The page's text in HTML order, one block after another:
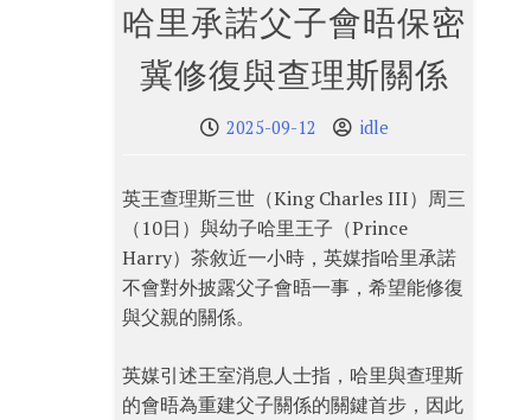
哈里承諾父子會晤保密
冀修復與查理斯關係
2025-09-12 idle
英王查理斯三世（King Charles III）周三
（10日）與幼子哈里王子（Prince
Harry）茶敘近一小時，英媒指哈里承諾
不會對外披露父子會晤一事，希望能修復
與父親的關係。
英媒引述王室消息人士指，哈里與查理斯
的會晤為重建父子關係的關鍵首步，因此